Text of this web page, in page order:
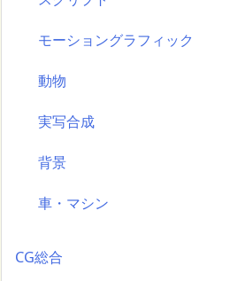
モーショングラフィック
動物
実写合成
背景
車・マシン
CG総合